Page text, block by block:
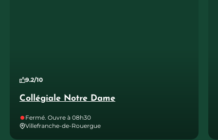
Collégiale Notre Dame
9.2/10
Fermé. Ouvre à 08h30
Villefranche-de-Rouergue